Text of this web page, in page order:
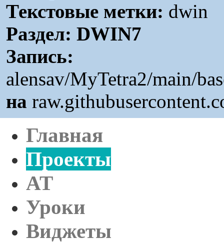
Текстовые метки: dwin
Раздел: DWIN7
Запись:
alensav/MyTetra2/main/
на
Главная
Проекты
AT
Уроки
Виджеты